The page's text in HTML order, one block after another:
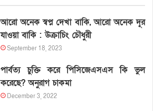
আরো অনেক স্বপ্ন দেখা বাকি, আরো অনেক দূর
যাওয়া বাকি : উক্রাচিং চৌধুরী
September 18, 2023
পার্বত্য চুক্তি করে পিসিজেএসএস কি ভুল
করেছে? অনুরাগ চাকমা
December 3, 2022